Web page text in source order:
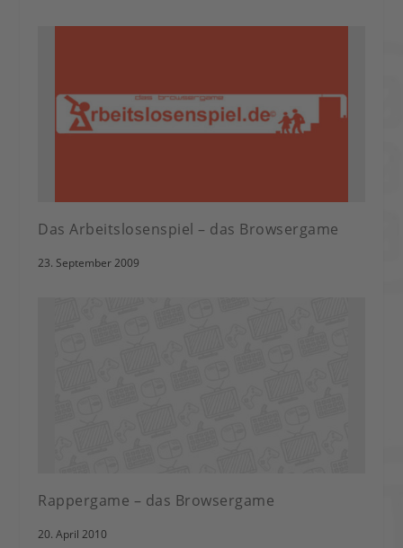
Das Arbeitslosenspiel – das Browsergame
23. September 2009
Rappergame – das Browsergame
20. April 2010